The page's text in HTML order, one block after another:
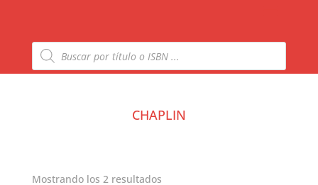
Búsqueda
de
productos
CHAPLIN
Mostrando los 2 resultados